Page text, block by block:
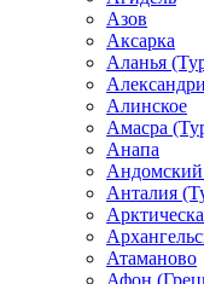
Азов
Аксарка
Аланья
Алинское
Амасра
Анапа
Анталия
Атаманово
Афон